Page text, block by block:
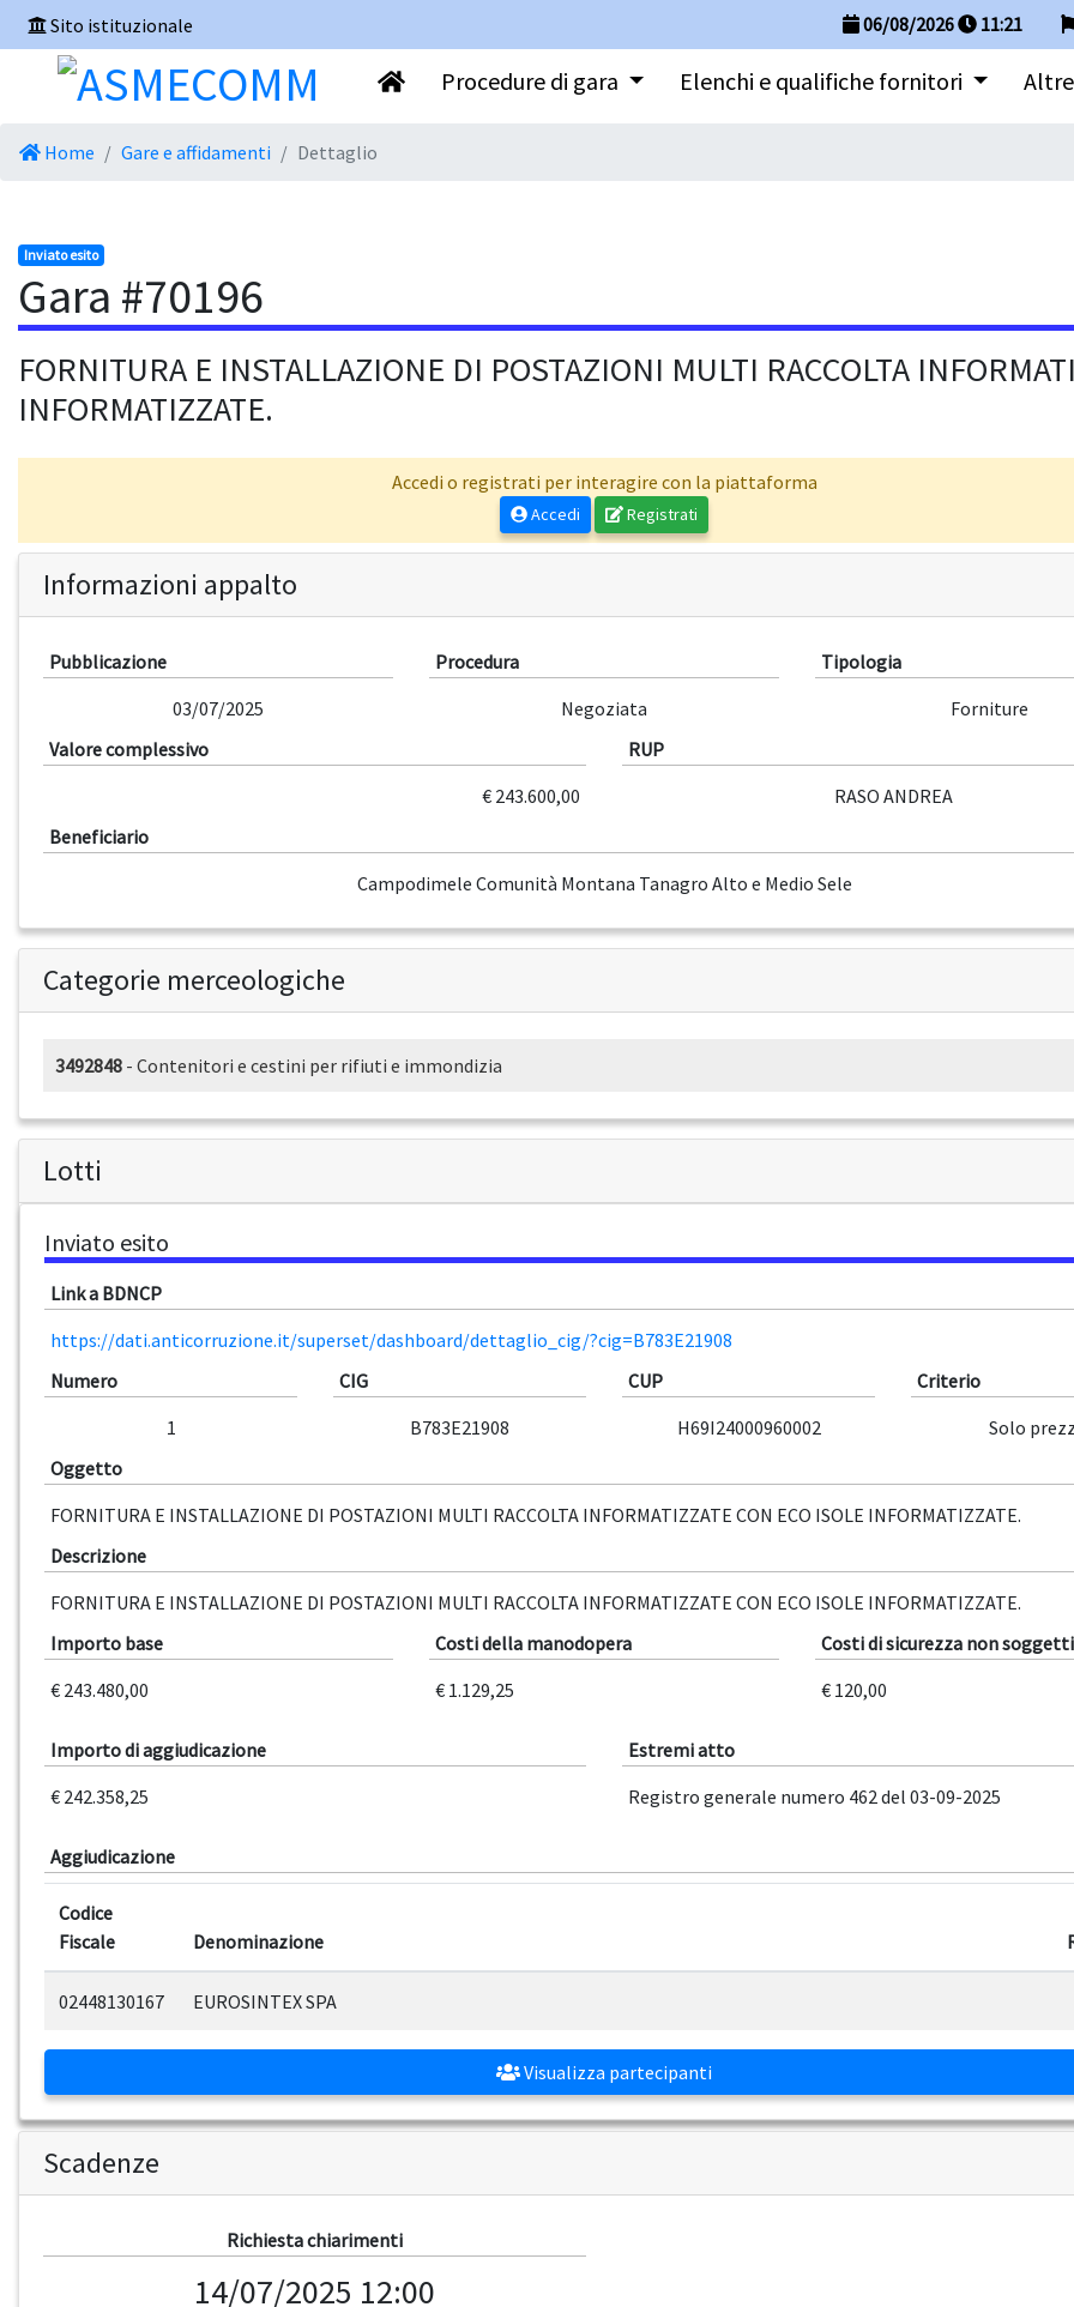
Sito istituzionale 06/08/2026 11:21
Procedure di gara Elenchi e qualifiche fornitori
Home Gare e affidamenti Dettaglio
Inviato esito
Gara #70196
FORNITURA E INSTALLAZIONE DI POSTAZIONI MULTI RACCOLTA
INFORMATIZZATE.
Accedi o registrati per interagire con la piattaforma
Accedi Registrati
Informazioni appalto
Pubblicazione
03/07/2025
Procedura
Negoziata
Tipologia
Forniture
Valore complessivo
€ 243.600,00
RUP
RASO ANDREA
Beneficiario
Campodimele Comunità Montana Tanagro Alto e Medio Sele
Categorie merceologiche
3492848 - Contenitori e cestini per rifiuti e immondizia
Lotti
Inviato esito
Link a BDNCP
https://dati.anticorruzione.it/superset/dashboard/dettaglio_cig/?cig=B783E21908
Numero
1
CIG
B783E21908
CUP
H69I24000960002
Criterio
Solo
Oggetto
FORNITURA E INSTALLAZIONE DI POSTAZIONI MULTI RACCOLTA INFORMATIZZATE CON ECO ISOLE INFORMATIZZATE.
Descrizione
FORNITURA E INSTALLAZIONE DI POSTAZIONI MULTI RACCOLTA INFORMATIZZATE CON ECO ISOLE INFORMATIZZATE.
Importo base
€ 243.480,00
Costi della manodopera
€ 1.129,25
Costi di sicurezza non
€ 120,00
Importo di aggiudicazione
€ 242.358,25
Estremi atto
Registro generale numero 462 del 03-09-2025
Aggiudicazione
Codice
Fiscale
Denominazione
02448130167 EUROSINTEX SPA
Visualizza partecipanti
Scadenze
Richiesta chiarimenti
14/07/2025 12:00